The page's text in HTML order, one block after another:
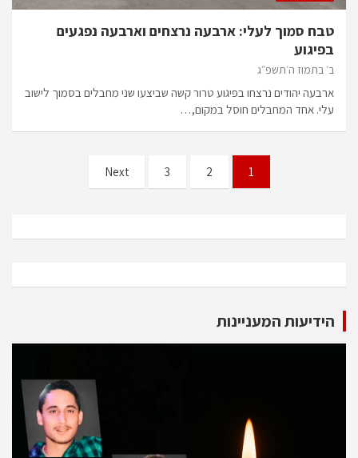
טבח סמוך לעלי: ארבעה נרצחים וארבעה נפגעים
בפיגוע
ב׳ בתמוז ה׳תשפ״ג
ארבעה יהודים נרצחו בפיגוע טרור קשה שביצעו שני מחבלים בסמוך לישוב
עלי. אחד המחבלים חוסל במקום,…
pagination
1
2
3
Next
הידיעות המעניינות